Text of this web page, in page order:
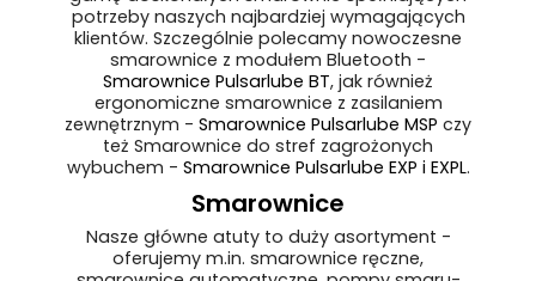
potrzeby naszych najbardziej wymagających
klientów. Szczególnie polecamy nowoczesne
smarownice z modułem Bluetooth -
Smarownice Pulsarlube BT, jak również
ergonomiczne smarownice z zasilaniem
zewnętrznym - Smarownice Pulsarlube MSP czy
też Smarownice do stref zagrożonych
wybuchem - Smarownice Pulsarlube EXP i EXPL.
Smarownice
Nasze główne atuty to duży asortyment -
oferujemy m.in. smarownice ręczne,